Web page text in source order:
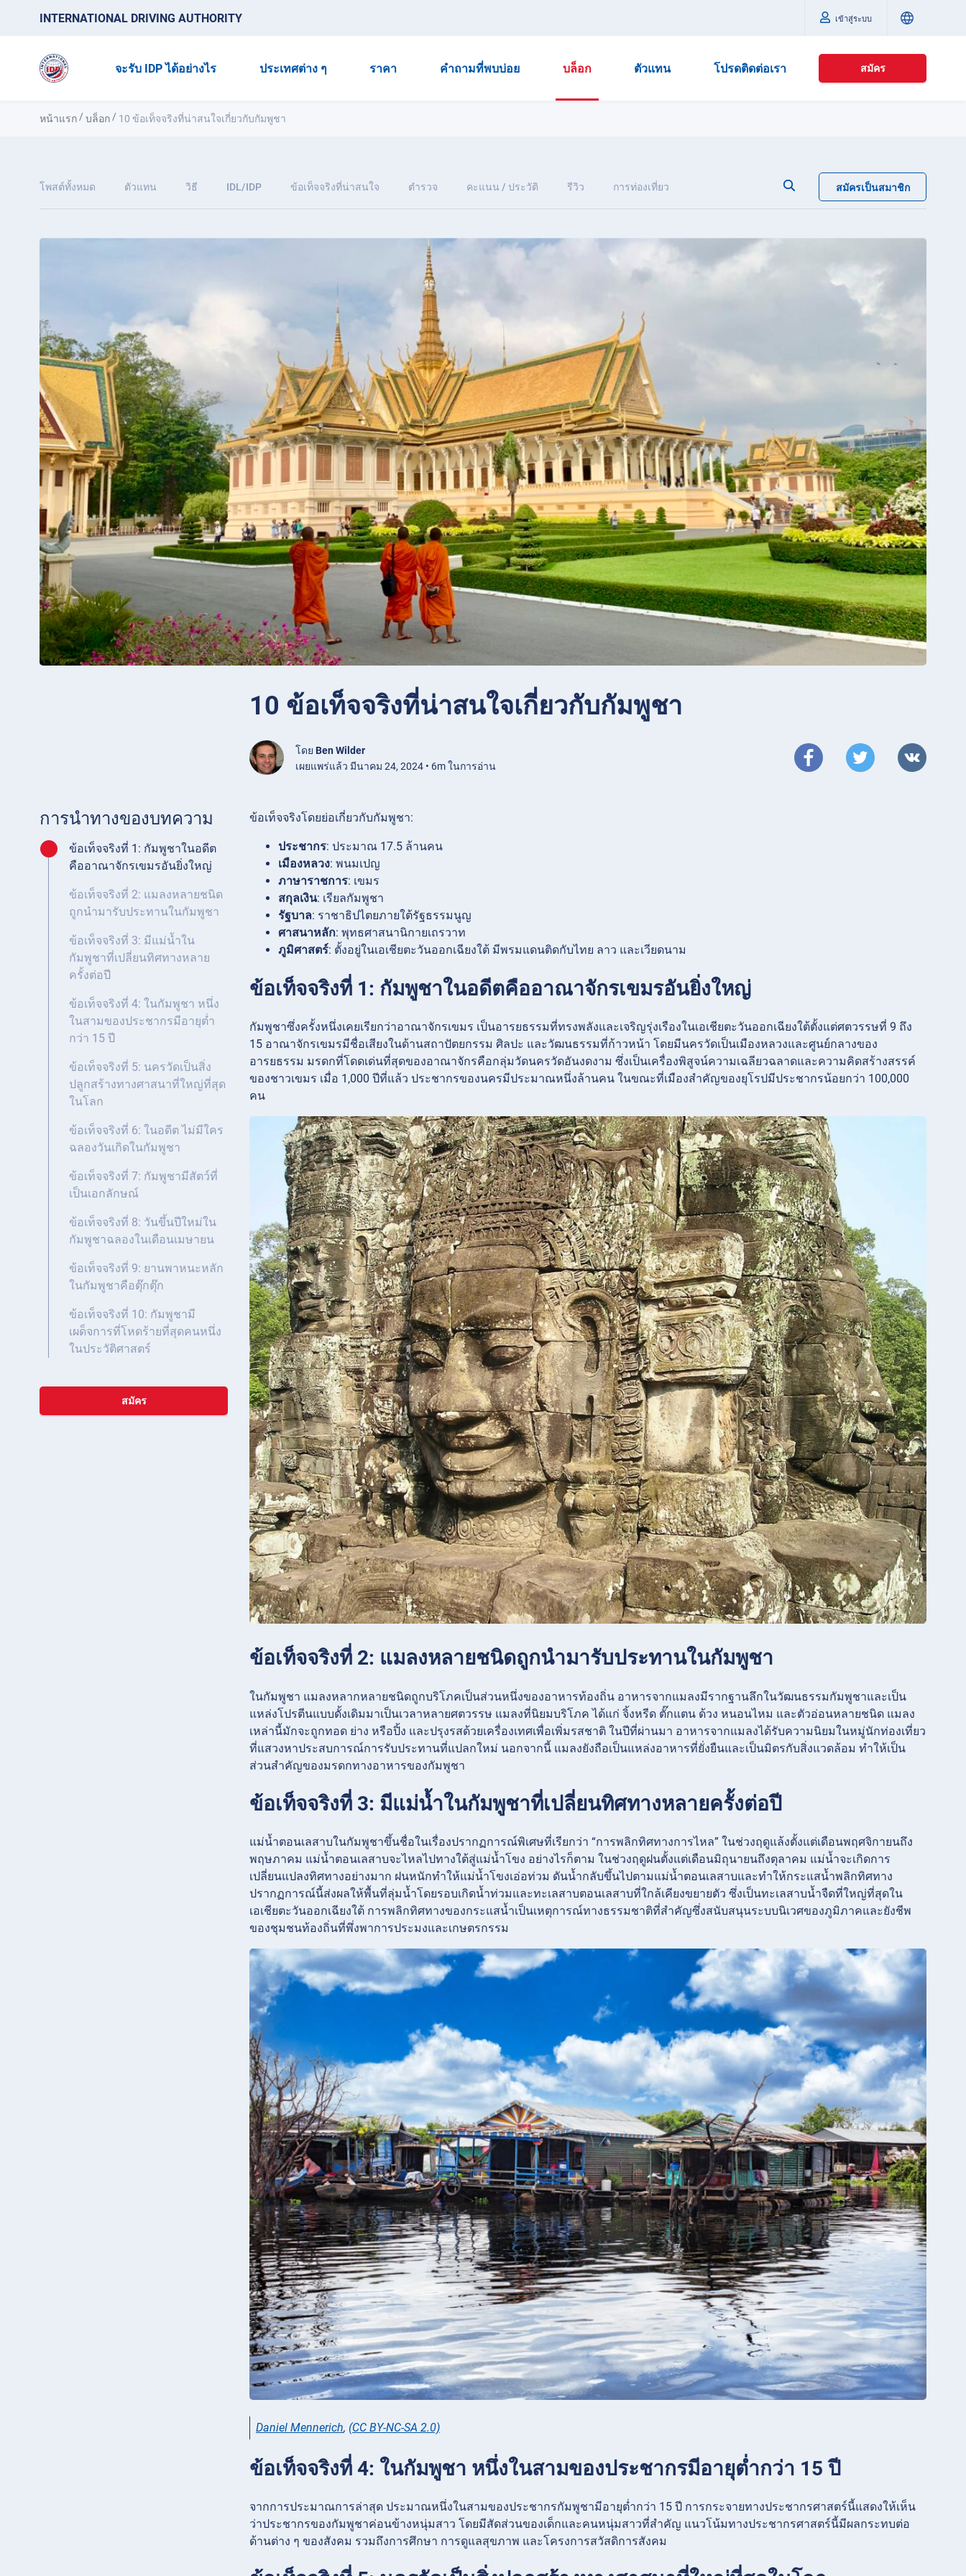
INTERNATIONAL DRIVING AUTHORITY เข้าสู่ระบบ
จะรับ IDP ได้อย่างไร ประเทศต่าง ๆ ราคา คำถามที่พบบ่อย บล็อก ตัวแทน โปรดติดต่อเรา สมัคร
หน้าแรก /บล็อก / 10 ข้อเท็จจริงที่น่าสนใจเกี่ยวกับกัมพูชา
โพสต์ทั้งหมด ตัวแทน วิธี IDL/IDP ข้อเท็จจริงที่น่าสนใจ ตำรวจ คะแนน / ประวัติ รีวิว การท่องเที่ยว สมัครเป็นสมาชิก
10 ข้อเท็จจริงที่น่าสนใจเกี่ยวกับกัมพูชา
โดย Ben Wilder
เผยแพร่แล้ว มีนาคม 24, 2024 • 6m ในการอ่าน
การนำทางของบทความ
ข้อเท็จจริงที่ 1: กัมพูชาในอดีต
คืออาณาจักรเขมรอันยิ่งใหญ่
ข้อเท็จจริงที่ 2: แมลงหลายชนิด
ถูกนำมารับประทานในกัมพูชา
ข้อเท็จจริงที่ 3: มีแม่น้ำใน
กัมพูชาที่เปลี่ยนทิศทางหลาย
ครั้งต่อปี
ข้อเท็จจริงที่ 4: ในกัมพูชา หนึ่ง
ในสามของประชากรมีอายุต่ำ
กว่า 15 ปี
ข้อเท็จจริงที่ 5: นครวัดเป็นสิ่ง
ปลูกสร้างทางศาสนาที่ใหญ่ที่สุด
ในโลก
ข้อเท็จจริงที่ 6: ในอดีต ไม่มีใคร
ฉลองวันเกิดในกัมพูชา
ข้อเท็จจริงที่ 7: กัมพูชามีสัตว์ที่
เป็นเอกลักษณ์
ข้อเท็จจริงที่ 8: วันขึ้นปีใหม่ใน
กัมพูชาฉลองในเดือนเมษายน
ข้อเท็จจริงที่ 9: ยานพาหนะหลัก
ในกัมพูชาคือตุ๊กตุ๊ก
ข้อเท็จจริงที่ 10: กัมพูชามี
เผด็จการที่โหดร้ายที่สุดคนหนึ่ง
ในประวัติศาสตร์
สมัคร
ข้อเท็จจริงโดยย่อเกี่ยวกับกัมพูชา:
ประชากร: ประมาณ 17.5 ล้านคน
เมืองหลวง: พนมเปญ
ภาษาราชการ: เขมร
สกุลเงิน: เรียลกัมพูชา
รัฐบาล: ราชาธิปไตยภายใต้รัฐธรรมนูญ
ศาสนาหลัก: พุทธศาสนานิกายเถรวาท
ภูมิศาสตร์: ตั้งอยู่ในเอเชียตะวันออกเฉียงใต้ มีพรมแดนติดกับไทย ลาว และเวียดนาม
ข้อเท็จจริงที่ 1: กัมพูชาในอดีตคืออาณาจักรเขมรอันยิ่งใหญ่
กัมพูชาซึ่งครั้งหนึ่งเคยเรียกว่าอาณาจักรเขมร เป็นอารยธรรมที่ทรงพลังและเจริญรุ่งเรืองในเอเชียตะวันออกเฉียงใต้ตั้งแต่ศตวรรษที่ 9 ถึง
15 อาณาจักรเขมรมีชื่อเสียงในด้านสถาปัตยกรรม ศิลปะ และวัฒนธรรมที่ก้าวหน้า โดยมีนครวัดเป็นเมืองหลวงและศูนย์กลางของ
อารยธรรม มรดกที่โดดเด่นที่สุดของอาณาจักรคือกลุ่มวัดนครวัดอันงดงาม ซึ่งเป็นเครื่องพิสูจน์ความเฉลียวฉลาดและความคิดสร้างสรรค์
ของชาวเขมร เมื่อ 1,000 ปีที่แล้ว ประชากรของนครมีประมาณหนึ่งล้านคน ในขณะที่เมืองสำคัญของยุโรปมีประชากรน้อยกว่า 100,000
คน
ข้อเท็จจริงที่ 2: แมลงหลายชนิดถูกนำมารับประทานในกัมพูชา
ในกัมพูชา แมลงหลากหลายชนิดถูกบริโภคเป็นส่วนหนึ่งของอาหารท้องถิ่น อาหารจากแมลงมีรากฐานลึกในวัฒนธรรมกัมพูชาและเป็น
แหล่งโปรตีนแบบดั้งเดิมมาเป็นเวลาหลายศตวรรษ แมลงที่นิยมบริโภค ได้แก่ จิ้งหรีด ตั๊กแตน ด้วง หนอนไหม และตัวอ่อนหลายชนิด แมลง
เหล่านี้มักจะถูกทอด ย่าง หรือปิ้ง และปรุงรสด้วยเครื่องเทศเพื่อเพิ่มรสชาติ ในปีที่ผ่านมา อาหารจากแมลงได้รับความนิยมในหมู่นักท่องเที่ยว
ที่แสวงหาประสบการณ์การรับประทานที่แปลกใหม่ นอกจากนี้ แมลงยังถือเป็นแหล่งอาหารที่ยั่งยืนและเป็นมิตรกับสิ่งแวดล้อม ทำให้เป็น
ส่วนสำคัญของมรดกทางอาหารของกัมพูชา
ข้อเท็จจริงที่ 3: มีแม่น้ำในกัมพูชาที่เปลี่ยนทิศทางหลายครั้งต่อปี
แม่น้ำตอนเลสาบในกัมพูชาขึ้นชื่อในเรื่องปรากฏการณ์พิเศษที่เรียกว่า “การพลิกทิศทางการไหล” ในช่วงฤดูแล้งตั้งแต่เดือนพฤศจิกายนถึง
พฤษภาคม แม่น้ำตอนเลสาบจะไหลไปทางใต้สู่แม่น้ำโขง อย่างไรก็ตาม ในช่วงฤดูฝนตั้งแต่เดือนมิถุนายนถึงตุลาคม แม่น้ำจะเกิดการ
เปลี่ยนแปลงทิศทางอย่างมาก ฝนหนักทำให้แม่น้ำโขงเอ่อท่วม ดันน้ำกลับขึ้นไปตามแม่น้ำตอนเลสาบและทำให้กระแสน้ำพลิกทิศทาง
ปรากฏการณ์นี้ส่งผลให้พื้นที่ลุ่มน้ำโดยรอบเกิดน้ำท่วมและทะเลสาบตอนเลสาบที่ใกล้เคียงขยายตัว ซึ่งเป็นทะเลสาบน้ำจืดที่ใหญ่ที่สุดใน
เอเชียตะวันออกเฉียงใต้ การพลิกทิศทางของกระแสน้ำเป็นเหตุการณ์ทางธรรมชาติที่สำคัญซึ่งสนับสนุนระบบนิเวศของภูมิภาคและยังชีพ
ของชุมชนท้องถิ่นที่พึ่งพาการประมงและเกษตรกรรม
Daniel Mennerich, (CC BY-NC-SA 2.0)
ข้อเท็จจริงที่ 4: ในกัมพูชา หนึ่งในสามของประชากรมีอายุต่ำกว่า 15 ปี
จากการประมาณการล่าสุด ประมาณหนึ่งในสามของประชากรกัมพูชามีอายุต่ำกว่า 15 ปี การกระจายทางประชากรศาสตร์นี้แสดงให้เห็น
ว่าประชากรของกัมพูชาค่อนข้างหนุ่มสาว โดยมีสัดส่วนของเด็กและคนหนุ่มสาวที่สำคัญ แนวโน้มทางประชากรศาสตร์นี้มีผลกระทบต่อ
ด้านต่าง ๆ ของสังคม รวมถึงการศึกษา การดูแลสุขภาพ และโครงการสวัสดิการสังคม